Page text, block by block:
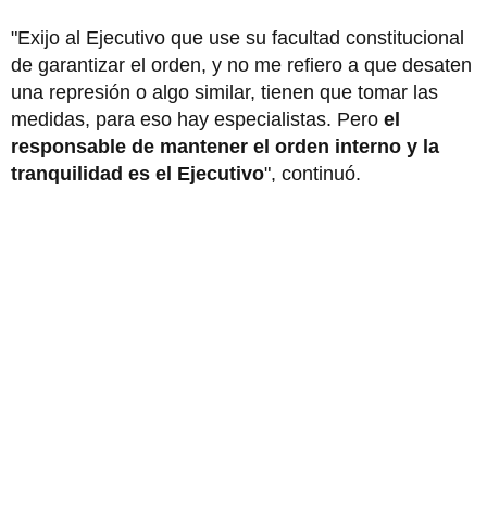
"Exijo al Ejecutivo que use su facultad constitucional
de garantizar el orden, y no me refiero a que desaten
una represión o algo similar, tienen que tomar las
medidas, para eso hay especialistas. Pero el
responsable de mantener el orden interno y la
tranquilidad es el Ejecutivo", continuó.